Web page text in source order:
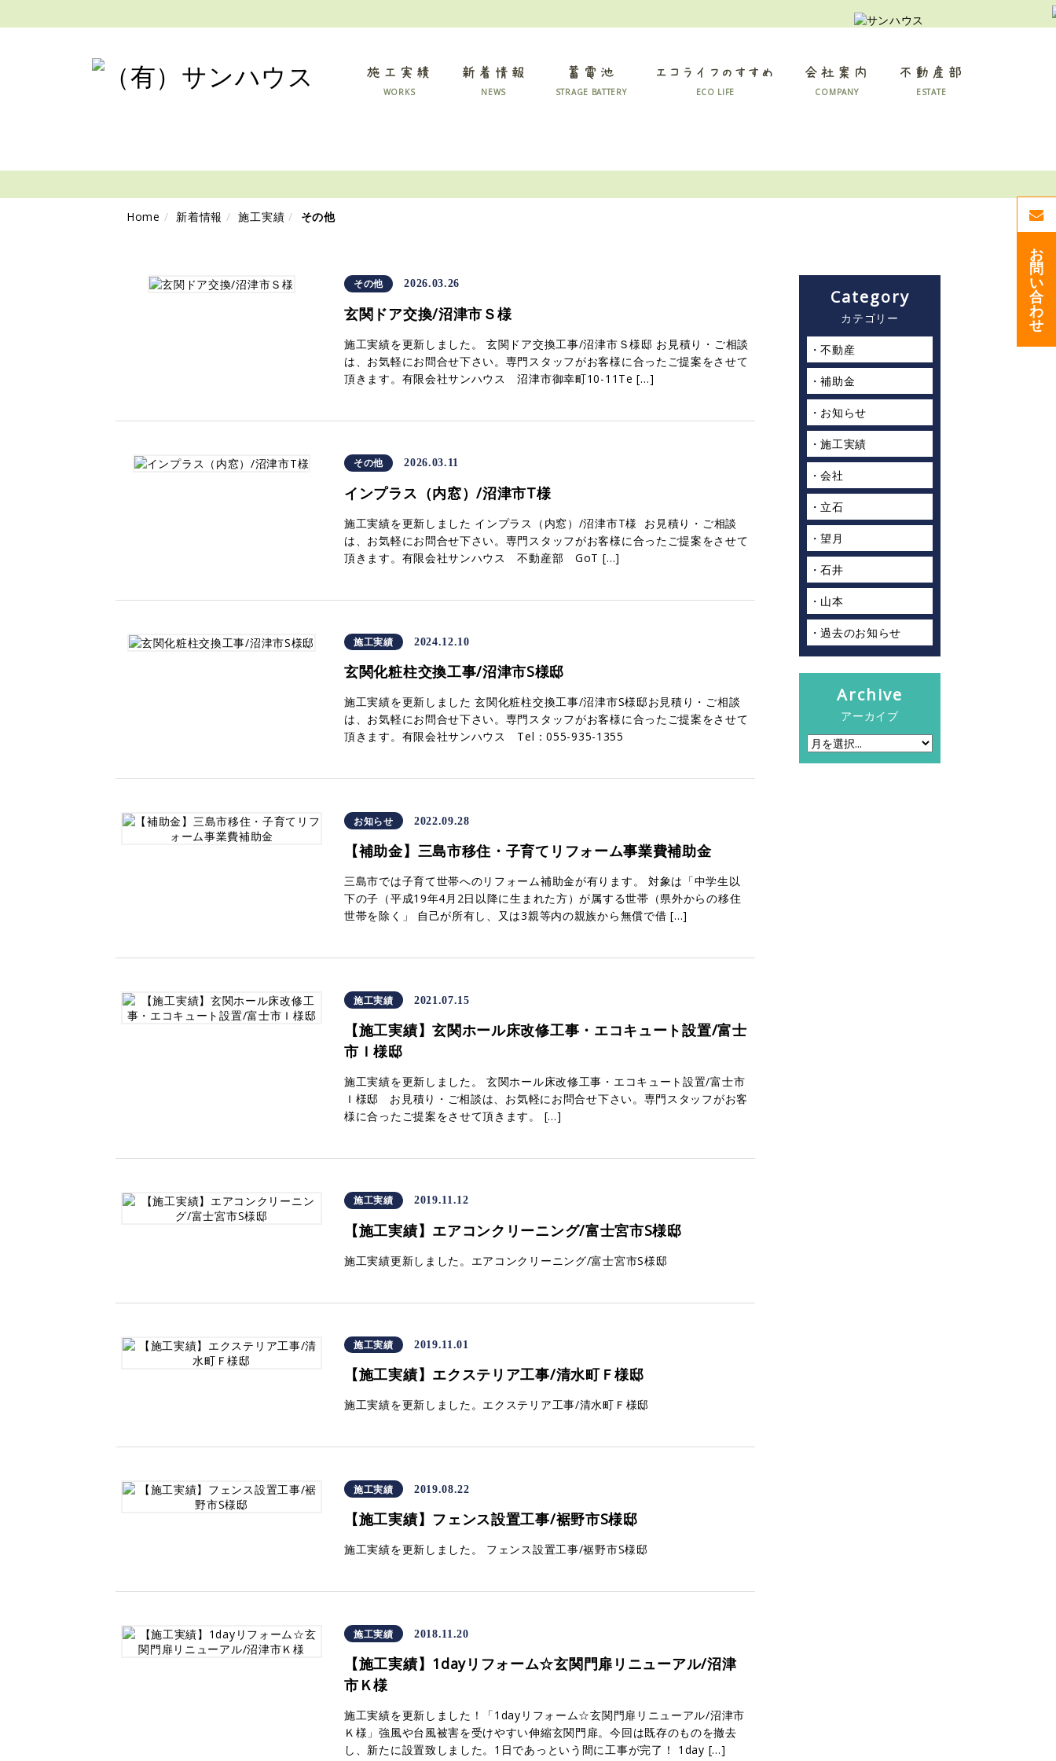
施工実績
WORKS
新着情報
NEWS
蓄電池
STRAGE BATTERY
エコライフのすすめ
ECO LIFE
会社案内
COMPANY
不動産部
ESTATE
新着情報
お
問
い
合
わ
せ
Home 新着情報 施工実績 その他
その他 2026.03.26
玄関ドア交換/沼津市Ｓ様
施工実績を更新しました。 玄関ドア交換工事/沼津市Ｓ様邸 お見積り・ご相談
は、お気軽にお問合せ下さい。専門スタッフがお客様に合ったご提案をさせて
頂きます。有限会社サンハウス 沼津市御幸町10-11Te […]
その他 2026.03.11
インプラス（内窓）/沼津市T様
施工実績を更新しました インプラス（内窓）/沼津市T様 お見積り・ご相談
は、お気軽にお問合せ下さい。専門スタッフがお客様に合ったご提案をさせて
頂きます。有限会社サンハウス 不動産部 GoT […]
施工実績 2024.12.10
玄関化粧柱交換工事/沼津市S様邸
施工実績を更新しました 玄関化粧柱交換工事/沼津市S様邸お見積り・ご相談
は、お気軽にお問合せ下さい。専門スタッフがお客様に合ったご提案をさせて
頂きます。有限会社サンハウス Tel：055-935-1355
お知らせ 2022.09.28
【補助金】三島市移住・子育てリフォーム事業費補助金
三島市では子育て世帯へのリフォーム補助金が有ります。 対象は「中学生以
下の子（平成19年4月2日以降に生まれた方）が属する世帯（県外からの移住
世帯を除く」 自己が所有し、又は3親等内の親族から無償で借 […]
施工実績 2021.07.15
【施工実績】玄関ホール床改修工事・エコキュート設置/富士
市Ｉ様邸
施工実績を更新しました。 玄関ホール床改修工事・エコキュート設置/富士市
Ｉ様邸 お見積り・ご相談は、お気軽にお問合せ下さい。専門スタッフがお客
様に合ったご提案をさせて頂きます。 […]
施工実績 2019.11.12
【施工実績】エアコンクリーニング/富士宮市S様邸
施工実績更新しました。エアコンクリーニング/富士宮市S様邸
施工実績 2019.11.01
【施工実績】エクステリア工事/清水町Ｆ様邸
施工実績を更新しました。エクステリア工事/清水町Ｆ様邸
施工実績 2019.08.22
【施工実績】フェンス設置工事/裾野市S様邸
施工実績を更新しました。 フェンス設置工事/裾野市S様邸
施工実績 2018.11.20
【施工実績】1dayリフォーム☆玄関門扉リニューアル/沼津
市Ｋ様
施工実績を更新しました！「1dayリフォーム☆玄関門扉リニューアル/沼津市
Ｋ様」強風や台風被害を受けやすい伸縮玄関門扉。今回は既存のものを撤去
し、新たに設置致しました。1日であっという間に工事が完了！ 1day […]
Category
カテゴリー
不動産
補助金
お知らせ
施工実績
会社
立石
望月
石井
山本
過去のお知らせ
Archive
アーカイブ